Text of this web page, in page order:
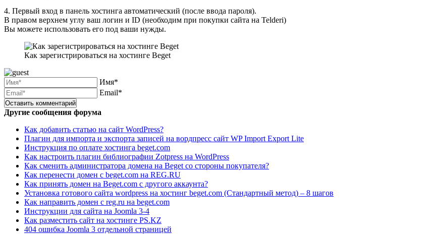
4. Первый вход в панель хостинга автоматический (после ввода пароля).
В правом верхнем углу ваш логин и ID (необходим при покупки сайта на Telderi)
Вы можете использовать его под ваши нужды.
Как зарегистрироваться на хостинге Beget
Имя*
Email*
Другие сообщения форума
Как добавить статью на сайт WordPress?
Плагин для импорта и экспорта записей на вордпресс сайт WP Import Export Lite
Инструкция по оплате хостинга beget.com
Как настроить плагин библиографии Zotpress на WordPress
Как сменить администратора домена на Beget со стороны покупателя?
Как перенести домен с beget.com на REG.RU
Как принять домен на Beget.com с другого аккаунта?
Установка готового сайта wordpress на хостинг beget.com (Стандартный метод) – 8 шагов
Как направить домен с reg.ru на beget.com
Инструкции для сайта на Joomla 3-4
Как разместить сайт на хостинге PS.KZ
404 ошибка Joomla 3 отдельной страницей